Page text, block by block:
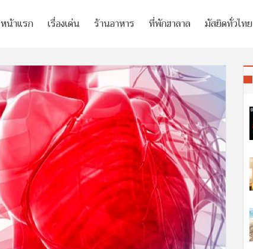
หน้าแรก เรื่องเด่น ร้านอาหาร ที่พักฮาลาล มัสยิดทั่วไทย